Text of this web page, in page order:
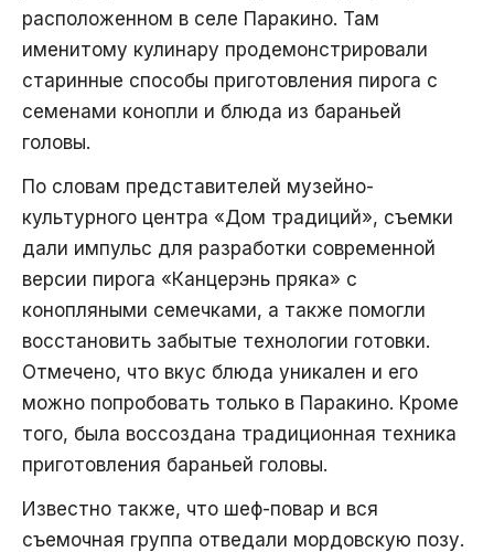
расположенном в селе Паракино. Там
именитому кулинару продемонстрировали
старинные способы приготовления пирога с
семенами конопли и блюда из бараньей
головы.
По словам представителей музейно-
культурного центра «Дом традиций», съемки
дали импульс для разработки современной
версии пирога «Канцерэнь пряка» с
конопляными семечками, а также помогли
восстановить забытые технологии готовки.
Отмечено, что вкус блюда уникален и его
можно попробовать только в Паракино. Кроме
того, была воссоздана традиционная техника
приготовления бараньей головы.
Известно также, что шеф-повар и вся
съемочная группа отведали мордовскую позу.